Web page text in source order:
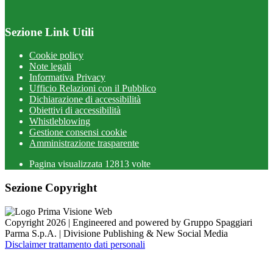
Sezione Link Utili
Cookie policy
Note legali
Informativa Privacy
Ufficio Relazioni con il Pubblico
Dichiarazione di accessibilità
Obiettivi di accessibilità
Whistleblowing
Gestione consensi cookie
Amministrazione trasparente
Pagina visualizzata 12813 volte
Sezione Copyright
Copyright 2026 | Engineered and powered by Gruppo Spaggiari
Parma S.p.A. | Divisione Publishing & New Social Media
Disclaimer trattamento dati personali